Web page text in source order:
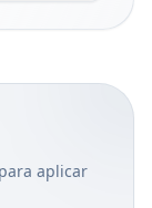
aplicar